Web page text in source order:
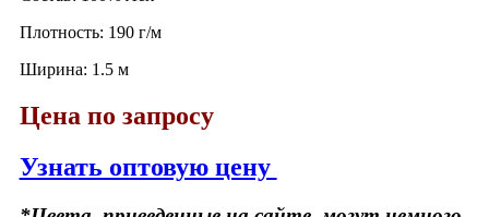
Плотность: 190 г/м
Ширина: 1.5 м
Цена по запросу
Узнать оптовую цену